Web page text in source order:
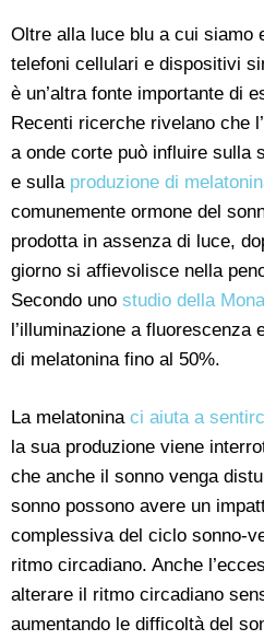
Oltre alla luce blu a cui siamo
telefoni cellulari e dispositivi
è un’altra fonte importante di
Recenti ricerche rivelano che
a onde corte può influire sulla
e sulla produzione di
comunemente ormone del
prodotta in assenza di luce,
giorno si affievolisce nella
Secondo uno studio della
l’illuminazione a fluorescenza
di melatonina fino al 50%.
La melatonina ci aiuta a
la sua produzione viene
che anche il sonno venga
sonno possono avere un
complessiva del ciclo sonno-
ritmo circadiano. Anche
alterare il ritmo circadiano
aumentando le difficoltà del